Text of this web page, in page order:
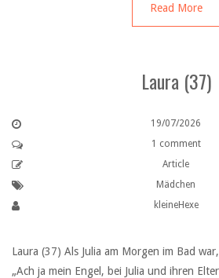
Read More
Laura (37)
19/07/2026
1 comment
Article
Mädchen
kleineHexe
Laura (37) Als Julia am Morgen im Bad
„Ach ja mein Engel, bei Julia und ihren